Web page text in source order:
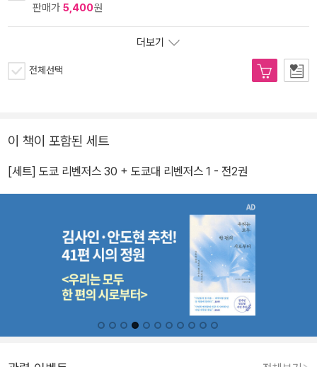
판매가 5,400원
더보기
전체선택
이 책이 포함된 세트
[세트] 도쿄 리벤저스 30 + 도쿄대 리벤저스 1 - 전2권